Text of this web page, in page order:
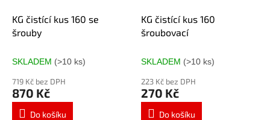
KG čistící kus 160 se
šrouby
SKLADEM (>10 ks)
719 Kč bez DPH
870 Kč
Do košíku
KG čistící kus 160
šroubovací
SKLADEM (>10 ks)
223 Kč bez DPH
270 Kč
Do košíku